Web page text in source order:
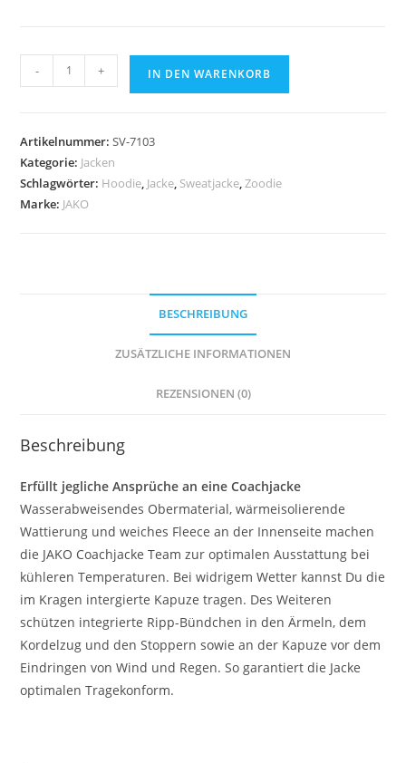
Coachjacke
mit
Kapuze
Menge
- + IN DEN WARENKORB
Artikelnummer:SV-7103
Kategorie: Jacken
Schlagwörter: Hoodie, Jacke, Sweatjacke,Zoodie
Marke: JAKO
BESCHREIBUNG
ZUSÄTZLICHE INFORMATIONEN
REZENSIONEN (0)
Beschreibung
Erfüllt jegliche Ansprüche an eine Coachjacke
Wasserabweisendes Obermaterial, wärmeisolierende
Wattierung und weiches Fleece an der Innenseite machen
die JAKO Coachjacke Team zur optimalen Ausstattung bei
kühleren Temperaturen. Bei widrigem Wetter kannst Du die
im Kragen intergierte Kapuze tragen. Des Weiteren
schützen integrierte Ripp-Bündchen in den Ärmeln, dem
Kordelzug und den Stoppern sowie an der Kapuze vor dem
Eindringen von Wind und Regen. So garantiert die Jacke
optimalen Tragekonform.